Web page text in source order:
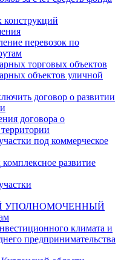
перевозок по
торговых объектов
объектов уличной
договор о развитии
договора о
под коммерческое
развитие
УПОЛНОМОЧЕННЫЙ
климата и
предпринимательства